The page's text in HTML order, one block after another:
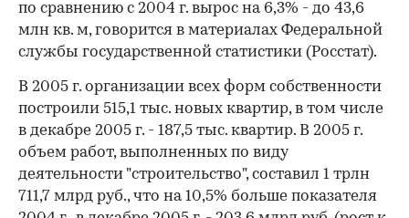
по сравнению с 2004 г. вырос на 6,3% - до 43,6
млн кв. м, говорится в материалах Федеральной
службы государственной статистики (Росстат).
В 2005 г. организации всех форм собственности
построили 515,1 тыс. новых квартир, в том числе
в декабре 2005 г. - 187,5 тыс. квартир. В 2005 г.
объем работ, выполненных по виду
деятельности "строительство", составил 1 трлн
711,7 млрд руб., что на 10,5% больше показателя